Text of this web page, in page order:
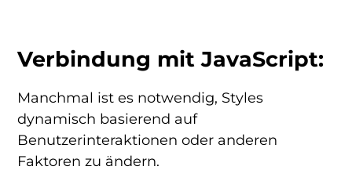
Verbindung mit JavaScript:
Manchmal ist es notwendig, Styles
dynamisch basierend auf
Benutzerinteraktionen oder anderen
Faktoren zu ändern.